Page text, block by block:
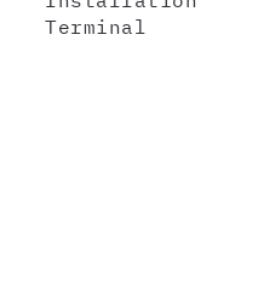
Terminal